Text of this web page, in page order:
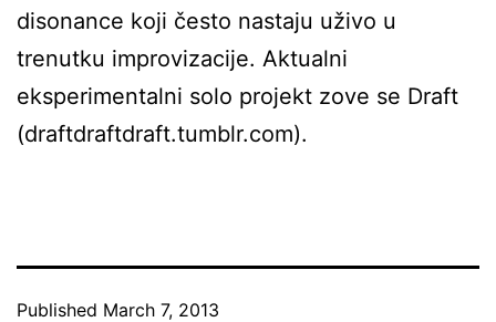
disonance koji često nastaju uživo u
trenutku improvizacije. Aktualni
eksperimentalni solo projekt zove se Draft
(draftdraftdraft.tumblr.com).
Published March 7, 2013